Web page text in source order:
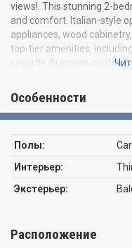
views!. This stunning 2-
and comfort. Italian-style
appliances, wood
top-tier amenities,
security, Business center,
attractions, food market,
beach, along with major
special assessment at
Особенности
Полы:
Интерьер:
Экстерьер:
Расположение